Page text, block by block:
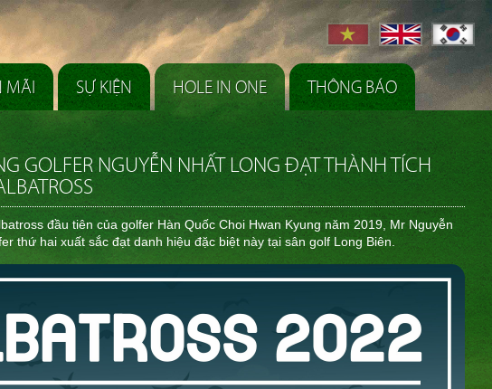
MÃI SỰ KIỆN HOLE IN ONE THÔNG BÁO
GOLFER NGUYỄN NHẤT LONG ĐẠT THÀNH TÍCH
đầu tiên của golfer Hàn Quốc Choi Hwan Kyung năm 2019, Mr Nguyễn
thứ hai xuất sắc đạt danh hiệu đặc biệt này tại sân golf Long Biên.